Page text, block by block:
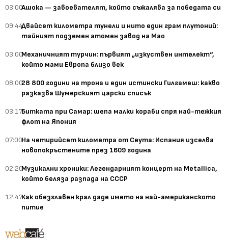
03:00Ашока — завоевателят, който съжалява за победата си
09:44Двайсет километра тунели и нито един грам плутоний:
тайният подземен атомен завод на Мао
03:00Механичният турчин: първият „изкуствен интелект“,
който мами Европа близо век
08:0028 800 години на трона и един истински Гилгамеш: какво
разказва Шумерският царски списък
03:17Битката при Самар: шепа малки кораби спря най-тежкия
флот на Япония
07:00На четирийсет километра от Сеута: Испания изселва
новопокръстените през 1609 година
02:20Музикални хроники: Легендарният концерт на Metallica,
който беляза разпада на СССР
12:47Как обезглавен крал даде името на най-американското
питие